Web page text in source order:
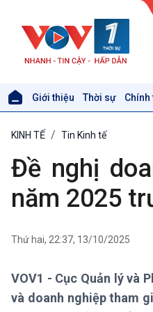
Giới thiệu Thời sự Chính
Xã hội
Tin Đời sống & Xã hội
KINH TẾ Tin Kinh tế
Đề nghị
năm 2025
Thứ hai, 22:37, 13/10/2025
VOV1 - Cục Quản lý và
và doanh nghiệp tham